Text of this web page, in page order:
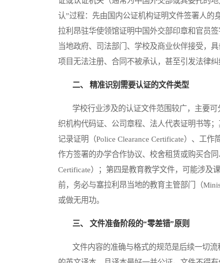
认”过程：先由国内公证机构证明文件签署人的
拉利昂驻华使领馆证明中国外交部印章和官员
当地政府、司法部门、学校及商业伙伴接受，
项目无法注册、合同不被承认，甚至引发法律纠
二、 精准识别需要认证的文件类型
学校行业涉及的认证文件范围较广，主要可
织机构代码证、公司章程、法人代表证明书等
记录证明（Police Clearance Certificate）、工
作方签署的办学合作协议、校舍租赁或购买合
Certificate）；第四是教育教学文件，可能涉及
前，务必与塞拉利昂当地的教育主管部门（
或做无用功。
三、 文件准备阶段的“零差错”原则
文件内容的准确与格式的规范是后续一切流